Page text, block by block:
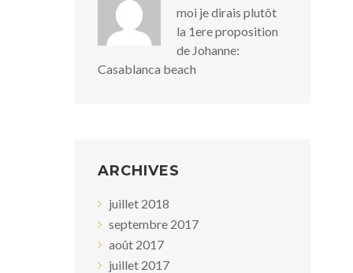
moi je dirais plutôt
la 1ere proposition
de Johanne:
Casablanca beach
ARCHIVES
juillet 2018
septembre 2017
août 2017
juillet 2017